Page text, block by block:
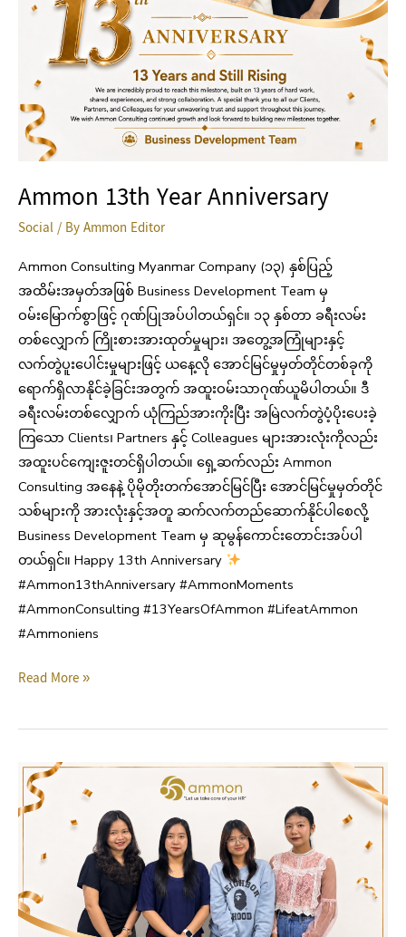
Ammon 13th Year Anniversary
Social/ ByAmmon Editor
Ammon Consulting Myanmar Company (၁၃) နှစ်ပြည့်
အထိမ်းအမှတ်အဖြစ် Business Development Team မှ
ဝမ်းမြောက်စွာဖြင့် ဂုဏ်ပြုအပ်ပါတယ်ရှင်။ ၁၃ နှစ်တာ ခရီးလမ်း
တစ်လျှောက် ကြိုးစားအားထုတ်မှုများ၊ အတွေ့အကြုံများနှင့်
လက်တွဲပူးပေါင်းမှုများဖြင့် ယနေ့လို အောင်မြင်မှုမှတ်တိုင်တစ်ခုကို
ရောက်ရှိလာနိုင်ခဲ့ခြင်းအတွက် အထူးဝမ်းသာဂုဏ်ယူမိပါတယ်။ ဒီ
ခရီးလမ်းတစ်လျှောက် ယုံကြည်အားကိုးပြီး အမြဲလက်တွဲပံ့ပိုးပေးခဲ့
ကြသော Clients၊ Partners နှင့် Colleagues များအားလုံးကိုလည်း
အထူးပင်ကျေးဇူးတင်ရှိပါတယ်။ ရှေ့ဆက်လည်း Ammon
Consulting အနေနဲ့ ပိုမိုတိုးတက်အောင်မြင်ပြီး အောင်မြင်မှုမှတ်တိုင်
သစ်များကို အားလုံးနှင့်အတူ ဆက်လက်တည်ဆောက်နိုင်ပါစေလို့
Business Development Team မှ ဆုမွန်ကောင်းတောင်းအပ်ပါ
တယ်ရှင်။ Happy 13th Anniversary
#Ammon13thAnniversary #AmmonMoments
#AmmonConsulting #13YearsOfAmmon #LifeatAmmon
#Ammoniens
Read More »
Ammon
13th
Year
Anniversary